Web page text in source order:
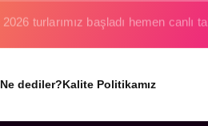
Binlerce gezginin hayali gerçek oluyor.
Ne dediler?Kalite Politikamız